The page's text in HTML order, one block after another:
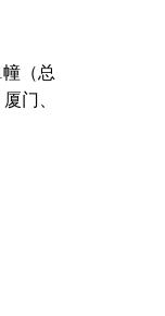
（总
门、